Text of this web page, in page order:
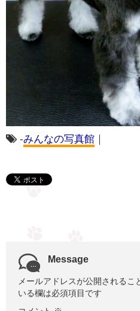
-みんなの写真館
Message
メールアドレスが公開されるこ
いる欄は必須項目です